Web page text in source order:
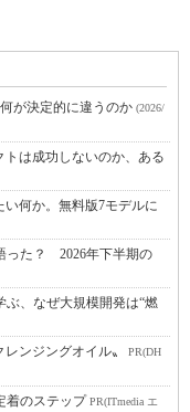
が決定的に違うのか (2026/
は成功しないのか、ある
何か。無料版7モデルに
った？ 2026年下半期の
ぶ、なぜ大規模開発は“燃
ンジングオイル〟
PR(DH
着のステップPR(ITmedia エ